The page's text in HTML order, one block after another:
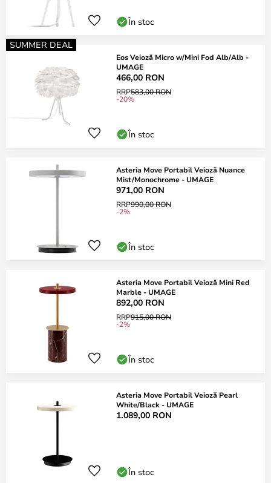
În stoc
SUMMER DEAL
Eos Veioză Micro w/Mini Fod Alb/Alb -
UMAGE
466,00 RON
RRP583,00 RON
-20%
În stoc
Asteria Move Portabil Veioză Nuance
Mist/Monochrome - UMAGE
971,00 RON
RRP990,00 RON
-2%
În stoc
Asteria Move Portabil Veioză Mini Red
Marble - UMAGE
892,00 RON
RRP915,00 RON
-2%
În stoc
Asteria Move Portabil Veioză Pearl
White/Black - UMAGE
1.089,00 RON
În stoc